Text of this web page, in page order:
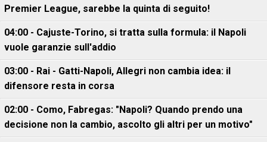
Premier League, sarebbe la quinta di seguito!
04:00 - Cajuste-Torino, si tratta sulla formula: il Napoli
vuole garanzie sull'addio
03:00 - Rai - Gatti-Napoli, Allegri non cambia idea: il
difensore resta in corsa
02:00 - Como, Fabregas: "Napoli? Quando prendo una
decisione non la cambio, ascolto gli altri per un motivo"